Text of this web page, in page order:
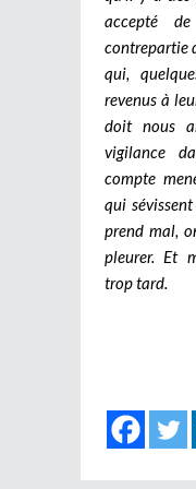
accepté
contrepartie
qui,
revenus à
doit nous
vigilance
compte
qui
prend mal,
pleurer. Et
trop tard.